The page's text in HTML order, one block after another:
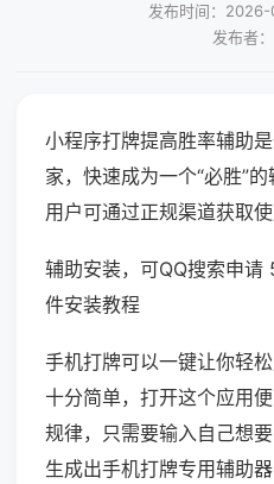
发布时间：
发布者
小程序打牌提高胜率辅助
家，快速成为一个“必胜”
用户可通过正规渠道获取使
辅助安装，可QQ搜索申
件安装教程
手机打牌可以一键让你轻
十分简单，打开这个应用
规律，只需要输入自己想
生成出手机打牌专用辅助